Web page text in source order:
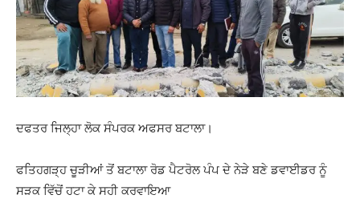
ਦਫਤਰ ਜਿਲ੍ਹਾ ਲੋਕ ਸੰਪਰਕ ਅਫਸਰ ਬਟਾਲਾ।
ਫਤਿਹਗੜ੍ਹ ਚੂੜੀਆਂ ਤੋਂ ਬਟਾਲਾ ਰੋਡ ਪੈਟਰੋਲ ਪੰਪ ਦੇ ਨੇੜੇ ਬਣੇ ਡਵਾਈਡਰ ਨੂੰ
ਸੜਕ ਵਿੱਚੋਂ ਹਟਾ ਕੇ ਸਹੀ ਕਰਵਾਇਆ